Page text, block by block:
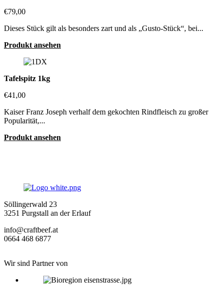
€79,00
Dieses Stück gilt als besonders zart und als „Gusto-Stück“, bei...
Produkt ansehen
Tafelspitz 1kg
€41,00
Kaiser Franz Joseph verhalf dem gekochten Rindfleisch zu großer
Popularität,...
Produkt ansehen
Söllingerwald 23
3251 Purgstall an der Erlauf
info@craftbeef.at
0664 468 6877
Wir sind Partner von